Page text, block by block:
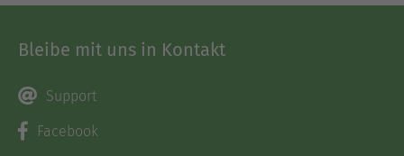
Bleibe mit uns in Kontakt
Support
Facebook